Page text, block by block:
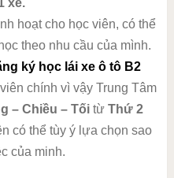
xe.
hoạt cho học viên, có thể
theo nhu cầu của mình.
ký học lái xe ô tô B2
chính vì vậy Trung Tâm
– Chiều – Tốitừ Thứ 2
có thể tùy ý lựa chọn sao
của minh.